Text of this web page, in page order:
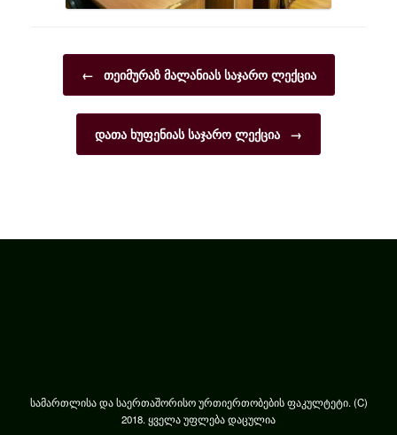
Post navigation
← თეიმურაზ მალანიას საჯარო ლექცია
დათა ხუფენიას საჯარო ლექცია →
სამართლისა და საერთაშორისო ურთიერთობების ფაკულტეტი. (C)
2018. ყველა უფლება დაცულია